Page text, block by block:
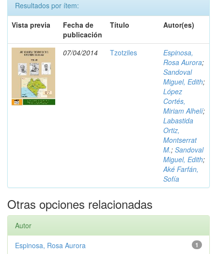
Resultados por ítem:
Vista previa
Fecha de
publicación
Título Autor(es)
07/04/2014 Tzotziles
Espinosa,
Rosa Aurora;
Sandoval
Miguel, Edith;
López
Cortés,
Miriam Alhelí;
Labastida
Ortiz,
Montserrat
M.; Sandoval
Miguel, Edith;
Aké Farfán,
Sofía
Otras opciones relacionadas
Autor
1
Espinosa, Rosa Aurora